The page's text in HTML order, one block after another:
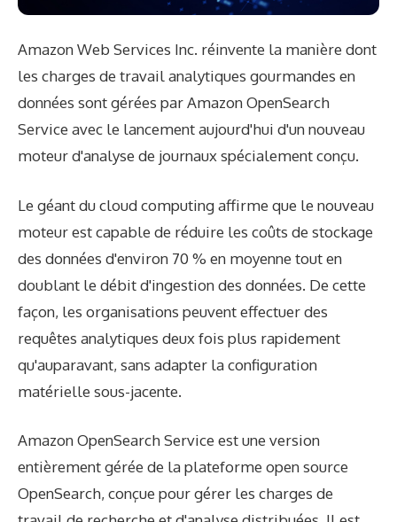
Amazon Web Services Inc. réinvente la manière dont
les charges de travail analytiques gourmandes en
données sont gérées par Amazon OpenSearch
Service avec le lancement aujourd'hui d'un nouveau
moteur d'analyse de journaux spécialement conçu.
Le géant du cloud computing affirme que le nouveau
moteur est capable de réduire les coûts de stockage
des données d'environ 70 % en moyenne tout en
doublant le débit d'ingestion des données. De cette
façon, les organisations peuvent effectuer des
requêtes analytiques deux fois plus rapidement
qu'auparavant, sans adapter la configuration
matérielle sous-jacente.
Amazon OpenSearch Service est une version
entièrement gérée de la plateforme open source
OpenSearch, conçue pour gérer les charges de